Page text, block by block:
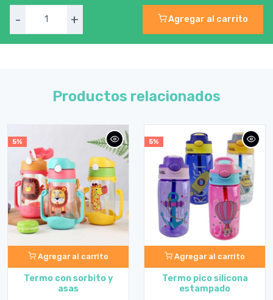
- + Agregar al carrito
Productos relacionados
5%
Agregar al carrito
Termo con sorbito y
asas
5%
Agregar al carrito
Termo pico silicona
estampado